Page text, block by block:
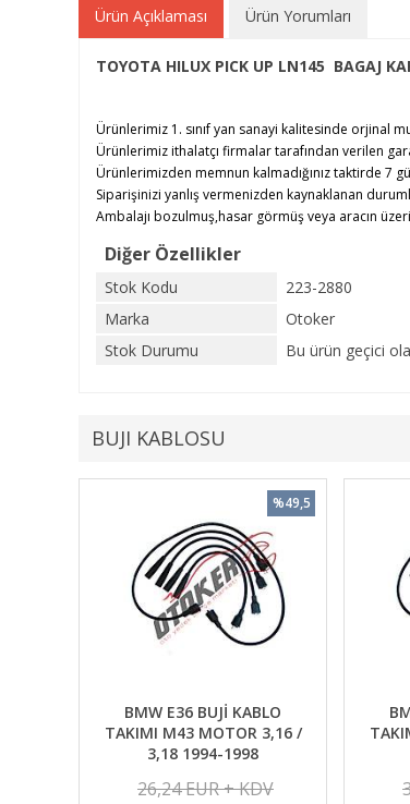
Ürün Açıklaması Ürün Yorumları
TOYOTA HILUX PICK UP LN145 BAGAJ
Ürünlerimiz 1. sınıf yan sanayi kalitesinde orjinal
Ürünlerimiz ithalatçı firmalar tarafından verilen
Ürünlerimizden memnun kalmadığınız taktirde 7
Siparişinizi yanlış vermenizden kaynaklanan
Ambalajı bozulmuş,hasar görmüş veya aracın
Diğer Özellikler
Stok Kodu
223-2880
Marka
Otoker
Stok Durumu
Bu ürün geçici
BUJI KABLOSU
BMW E36 BUJİ KABLO
TAKIMI M43 MOTOR 3,16 /
3,18 1994-1998
26,24 EUR + KDV
%49,5